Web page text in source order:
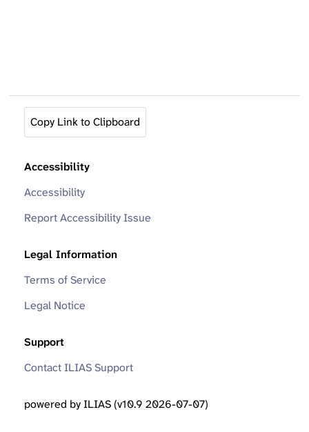
Copy Link to Clipboard
Accessibility
Accessibility
Report Accessibility Issue
Legal Information
Terms of Service
Legal Notice
Support
Contact ILIAS Support
powered by ILIAS (v10.9 2026-07-07)